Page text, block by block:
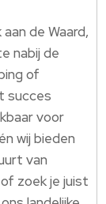
de Waard,
nabij de
of
succes
voor
wij bieden
van
zoek je juist